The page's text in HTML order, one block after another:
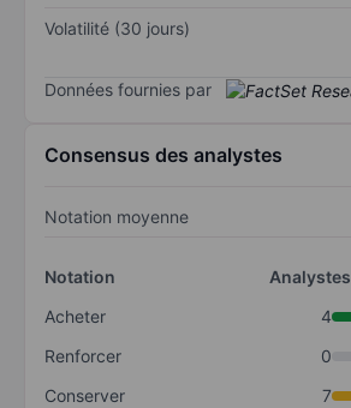
Volatilité (30 jours)
Données fournies par
Consensus des analystes
Notation moyenne
Notation
Analystes
Acheter
4
Renforcer
0
Conserver
7